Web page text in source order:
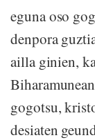
eguna oso
denpora
ailla ginien,
gogotsu,
desiaten